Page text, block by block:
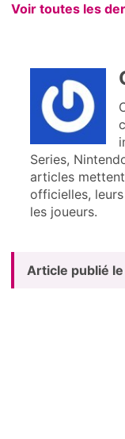
Voir toutes les
Series,
articles
officielles,
les joueurs.
Article publié le